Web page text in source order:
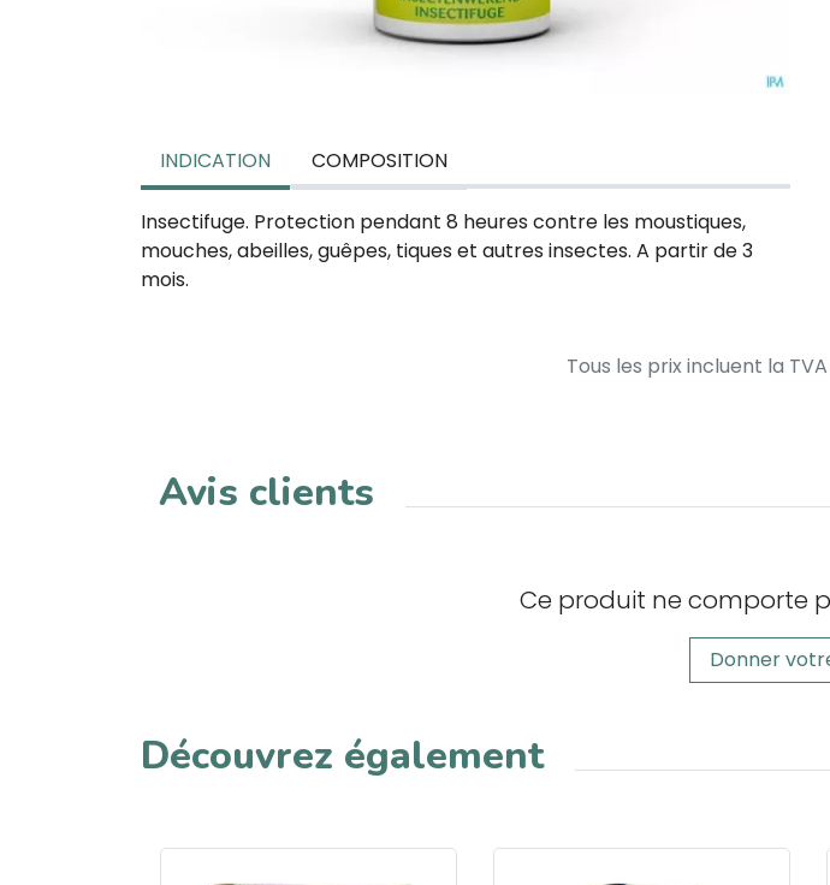
INDICATION COMPOSITION
Insectifuge. Protection pendant 8 heures contre les moustiques,
mouches, abeilles, guêpes, tiques et autres insectes. A partir de 3
mois.
Tous les prix incluent la
Avis clients
Ce produit ne comporte
Donner
Découvrez également